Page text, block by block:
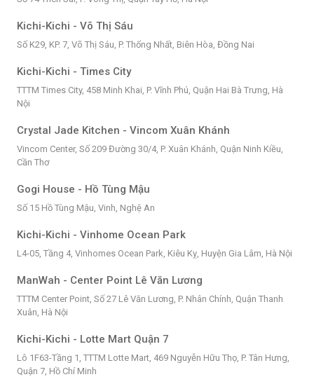
Kichi-Kichi - Võ Thị Sáu
Số K29, KP. 7, Võ Thị Sáu, P. Thống Nhất, Biên Hòa, Đồng Nai
Kichi-Kichi - Times City
TTTM Times City, 458 Minh Khai, P. Vĩnh Phú, Quận Hai Bà Trưng, Hà
Nội
Crystal Jade Kitchen - Vincom Xuân Khánh
Vincom Center, Số 209 Đường 30/4, P. Xuân Khánh, Quận Ninh Kiều,
Cần Thơ
Gogi House - Hồ Tùng Mậu
Số 15 Hồ Tùng Mậu, Vinh, Nghệ An
Kichi-Kichi - Vinhome Ocean Park
L4-05, Tầng 4, Vinhomes Ocean Park, Kiêu Kỵ, Huyện Gia Lâm, Hà Nội
ManWah - Center Point Lê Văn Lương
TTTM Center Point, Số 27 Lê Văn Lương, P. Nhân Chính, Quận Thanh
Xuân, Hà Nội
Kichi-Kichi - Lotte Mart Quận 7
Lô 1F63-Tầng 1, TTTM Lotte Mart, 469 Nguyễn Hữu Thọ, P. Tân Hưng,
Quận 7, Hồ Chí Minh